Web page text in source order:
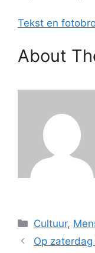
Tekst en
About
Categorieën
Cultuur,
Op